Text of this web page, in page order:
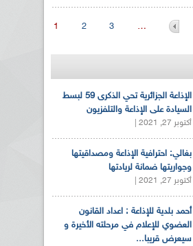
1 2 3 …
الإذاعة الجزائرية تحي الذكرى 59 لبسط
السيادة على الإذاعة والتلفزيون
أكتوبر 27, 2021 |
بغالي: احترافية الإذاعة ومصداقيتها
وجواريتها ضمانة لريادتها
أكتوبر 27, 2021 |
أحمد بلدية للإذاعة : اعداد القانون
العضوي للإعلام في مرحلته الأخيرة و
سيعرض قريبا...